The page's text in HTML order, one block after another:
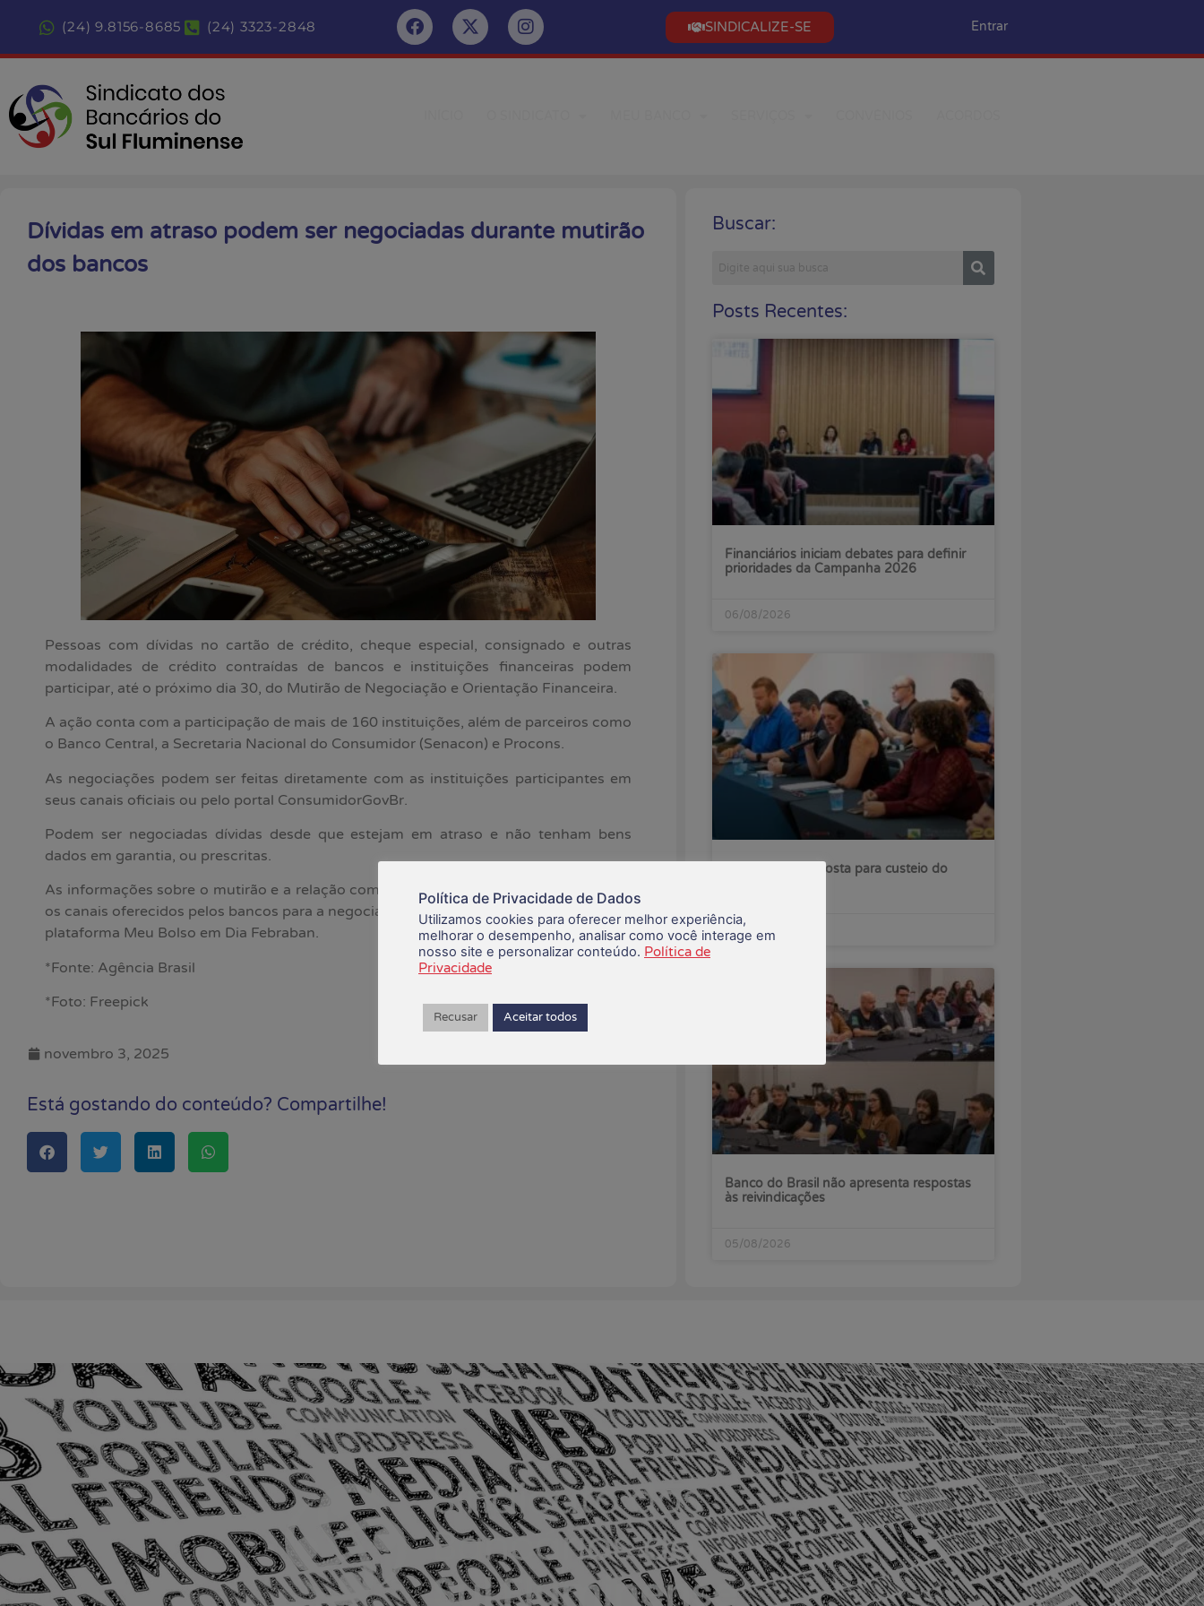
(24) 9.8156-8685 (24) 3323-2848 SINDICALIZE-SE Entrar
Dívidas em atraso podem ser negociadas durante mutirão
dos bancos
Pessoas com dívidas no cartão de crédito, cheque especial, consignado e outras
modalidades de crédito contraídas de bancos e instituições financeiras podem
participar, até o próximo dia 30, do Mutirão de Negociação e Orientação Financeira.
A ação conta com a participação de mais de 160 instituições, além de parceiros como
o Banco Central, a Secretaria Nacional do Consumidor (Senacon) e Procons.
As negociações podem ser feitas diretamente com as instituições participantes em
seus canais oficiais ou pelo portal ConsumidorGovBr.
Podem ser negociadas dívidas desde que estejam em atraso e não tenham bens
dados em garantia, ou prescritas.
As informações sobre o mutirão e a relação completa das instituições participantes e
os canais oferecidos pelos bancos para a negociação das dívidas, estão disponíveis na
plataforma Meu Bolso em Dia Febraban.
*Fonte: Agência Brasil
*Foto: Freepick
novembro 3, 2025
Está gostando do conteúdo? Compartilhe!
Buscar:
Posts Recentes:
Financiários iniciam debates para definir
prioridades da Campanha 2026
06/08/2026
CEE recusa proposta para custeio do
06/08/2026
Banco do Brasil não apresenta respostas
às reivindicações
05/08/2026
Política de Privacidade de Dados
Utilizamos cookies para oferecer melhor experiência,
melhorar o desempenho, analisar como você interage em
nosso site e personalizar conteúdo. Política de
Privacidade
Recusar Aceitar todos